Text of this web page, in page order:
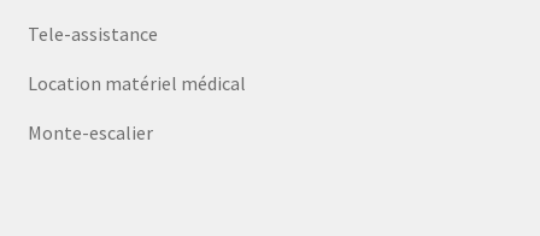
Tele-assistance
Location matériel médical
Monte-escalier